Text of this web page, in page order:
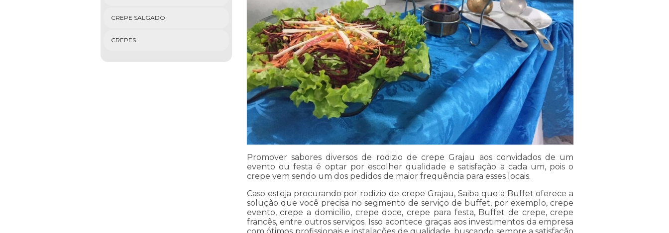
CREPE SALGADO
CREPES
Promover sabores diversos de rodizio de crepe Grajau aos convidados de um
evento ou festa é optar por escolher qualidade e satisfação a cada um, pois o
crepe vem sendo um dos pedidos de maior frequência para esses locais.
Caso esteja procurando por rodizio de crepe Grajau, Saiba que a Buffet oferece a
solução que você precisa no segmento de serviço de buffet, por exemplo, crepe
evento, crepe a domicílio, crepe doce, crepe para festa, Buffet de crepe, crepe
francês, entre outros serviços. Isso acontece graças aos investimentos da empresa
com ótimos profissionais e instalações de qualidade, buscando sempre a satisfação